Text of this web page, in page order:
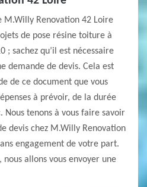
M.Willy Renovation 42 Loire
de pose résine toiture à
; sachez qu’il est nécessaire
demande de devis. Cela est
de ce document que vous
à prévoir, de la durée
tenons à vous faire savoir
devis chez M.Willy Renovation
engagement de votre part.
nous allons vous envoyer une